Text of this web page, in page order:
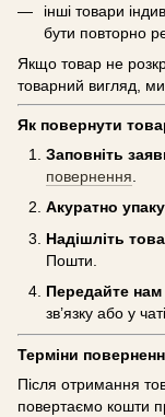
інші товари
бути повторно
Якщо товар не
товарний вигляд,
Як повернути
Заповніть
повернення
Акуратно
Надішліть
Пошти.
Передайте
зв’язку або у чаті.
Терміни
Після отримання
повертаємо кошти